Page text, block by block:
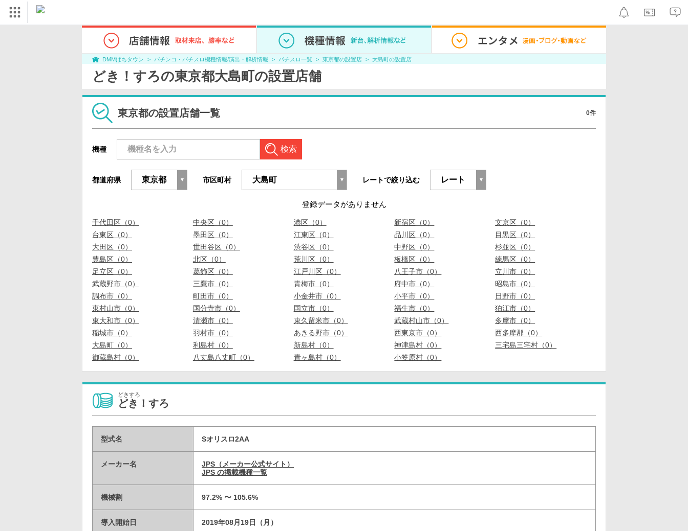
DMMぱちタウン パチンコ・パチスロ機種情報/演出・解析情報 パチスロ一覧 東京都の設置店 大島町の設置店
どき！すろの東京都大島町の設置店舗
東京都の設置店舗一覧 0件
機種 検索
都道府県 市区町村 レートで絞り込む
登録データがありません
千代田区（0） 中央区（0） 港区（0） 新宿区（0）
文京区（0）
台東区（0）
墨田区（0） 江東区（0） 品川区（0）
目黒区（0）
大田区（0）
世田谷区（0） 渋谷区（0） 中野区（0）
杉並区（0）
豊島区（0）
北区（0） 荒川区（0） 板橋区（0）
練馬区（0）
足立区（0）
葛飾区（0） 江戸川区（0） 八王子市（0）
立川市（0）
武蔵野市（0）
三鷹市（0） 青梅市（0） 府中市（0）
昭島市（0）
調布市（0）
町田市（0） 小金井市（0） 小平市（0）
日野市（0）
東村山市（0）
国分寺市（0） 国立市（0） 福生市（0）
狛江市（0）
東大和市（0）
清瀬市（0） 東久留米市（0） 武蔵村山市（0）
多摩市（0）
稲城市（0）
羽村市（0） あきる野市（0） 西東京市（0）
西多摩郡（0）
大島町（0）
利島村（0） 新島村（0） 神津島村（0）
三宅島三宅村（0）
御蔵島村（0）
八丈島八丈町（0） 青ヶ島村（0） 小笠原村（0）
どきすろ
どき！すろ
型式名 Sオリスロ2AA
メーカー名
JPS（メーカー公式サイト）
JPS の掲載機種一覧
機械割 97.2% 〜 105.6%
導入開始日 2019年08月19日（月）